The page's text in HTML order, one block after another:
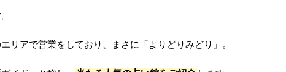
リアで営業をしており、まさに「よりどりみどり」。